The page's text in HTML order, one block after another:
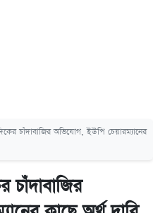
চাঁদাবাজির অভিযোগ, ইউপি চেয়ারম্যানের
চাঁদাবাজির